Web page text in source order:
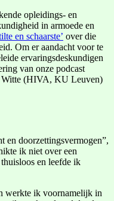
opleidings- en
in armoede en
en schaarste’ over die
Om er aandacht voor te
ervaringsdeskundigen
van onze podcast
Witte (HIVA, KU Leuven)
en doorzettingsvermogen”,
ik niet over een
en leefde ik
werkte ik voornamelijk in